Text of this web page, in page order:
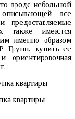
вроде небольшой
все
предоставляемые
также имеются
именно образом
Групп, купить ее
ориентировочная
квартиры